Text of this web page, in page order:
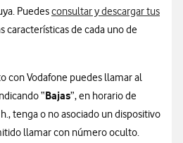
Puedesconsultar y descargar tus
características de cada uno de
con Vodafone puedes llamar al
“Bajas”, en horario de
tenga o no asociado un dispositivo
llamar con número oculto.